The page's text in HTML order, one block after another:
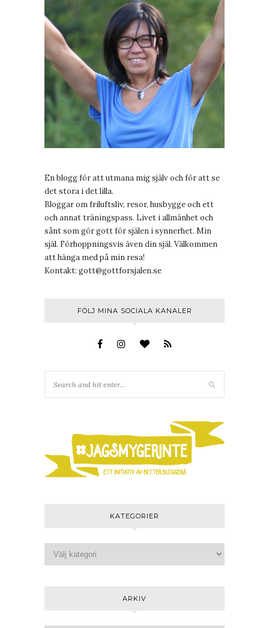
En blogg för att utmana mig själv och för att se
det stora i det lilla.
Bloggar om friluftsliv, resor, husbygge och ett
och annat träningspass. Livet i allmänhet och
sånt som gör gott för själen i synnerhet. Min
själ. Förhoppningsvis även din själ. Välkommen
att hänga med på min resa!
Kontakt: gott@gottforsjalen.se
FÖLJ MINA SOCIALA KANALER
KATEGORIER
ARKIV